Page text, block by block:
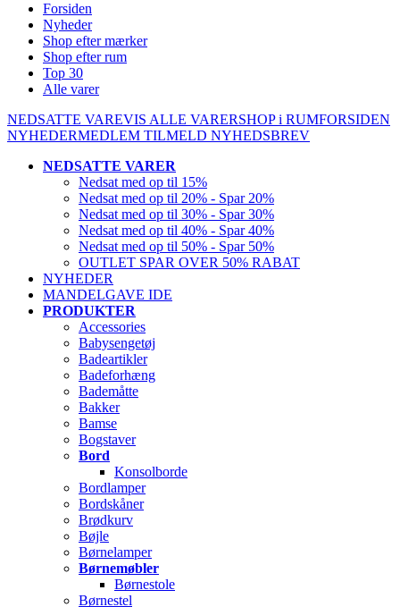
Forsiden
Nyheder
Shop efter mærker
Shop efter rum
Top 30
Alle varer
NEDSATTE VAREVIS ALLE VARERSHOP i RUMFORSIDEN
NYHEDERMEDLEM TILMELD NYHEDSBREV
NEDSATTE VARER
Nedsat med op til 15%
Nedsat med op til 20% - Spar 20%
Nedsat med op til 30% - Spar 30%
Nedsat med op til 40% - Spar 40%
Nedsat med op til 50% - Spar 50%
OUTLET SPAR OVER 50% RABAT
NYHEDER
MANDELGAVE IDE
PRODUKTER
Accessories
Babysengetøj
Badeartikler
Badeforhæng
Bademåtte
Bakker
Bamse
Bogstaver
Bord
Konsolborde
Bordlamper
Bordskåner
Brødkurv
Bøjle
Børnelamper
Børnemøbler
Børnestole
Børnestel